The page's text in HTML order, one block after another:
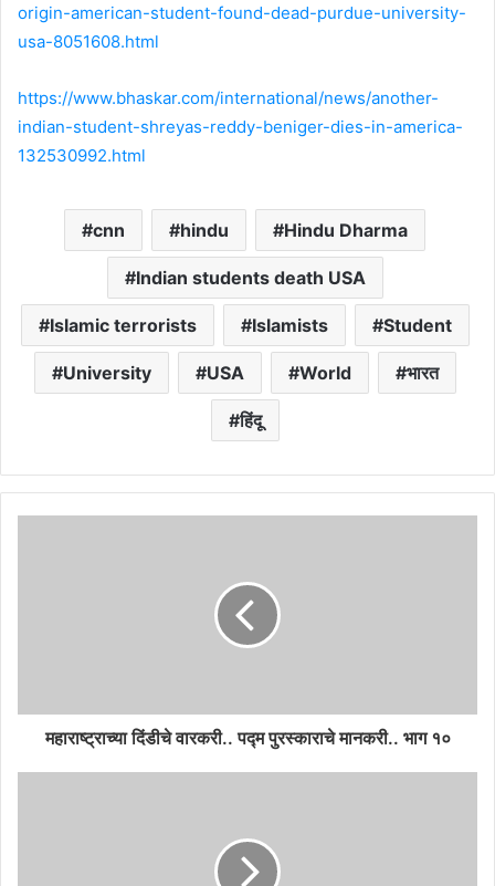
origin-american-student-found-dead-purdue-university-
usa-8051608.html
https://www.bhaskar.com/international/news/another-
indian-student-shreyas-reddy-beniger-dies-in-america-
132530992.html
cnn hindu Hindu Dharma
Indian students death USA
Islamic terrorists Islamists Student
University USA World भारत
हिंदू
महाराष्ट्राच्या दिंडीचे वारकरी.. पद्म पुरस्काराचे मानकरी.. भाग १०